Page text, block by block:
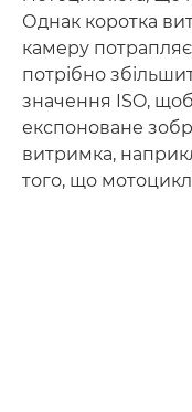
Однак коротка
камеру
потрібно
значення ISO,
експоноване
витримка,
того, що